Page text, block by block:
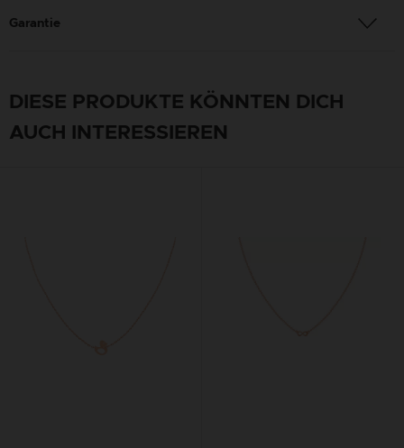
Garantie
DIESE PRODUKTE KÖNNTEN DICH
AUCH INTERESSIEREN